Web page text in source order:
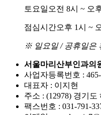
토요일 오전 8시 ~ 오
점심시간오후 1시 ~
※ 일요일 / 공휴일은
서울마리산부인과의
사업자등록번호 :
대표자 : 이지현
주소 : (12978) 경기
팩스번호 : 031-791-